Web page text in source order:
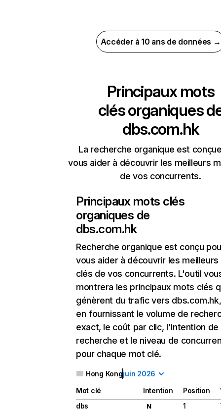
Accéder à 10 ans de données →
Principaux mots
clés organiques
dbs.com.hk
La recherche organique est
vous aider à découvrir les meilleurs
de vos concurrents.
Principaux mots clés
organiques de
dbs.com.hk
Recherche organique est conçu
vous aider à découvrir les
clés de vos concurrents. L'outil
montrera les principaux mots clés
génèrent du trafic vers
en fournissant le volume de
exact, le coût par clic, l'intention de
recherche et le niveau de
pour chaque mot clé.
Hong Kongjuin 2026
Mot clé Intention Position
dbs
N 1